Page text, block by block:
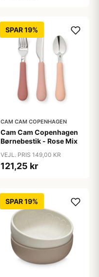
SPAR 19%
CAM CAM COPENHAGEN
Cam Cam Copenhagen
Børnebestik - Rose Mix
VEJL. PRIS 149,00 KR
121,25 kr
SPAR 19%